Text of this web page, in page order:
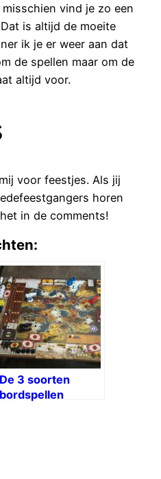
vind je zo een
is altijd de moeite
ik je er weer aan dat
de spellen maar om de
altijd voor.
voor feestjes. Als jij
horen
in de comments!
De 3 soorten
bordspellen